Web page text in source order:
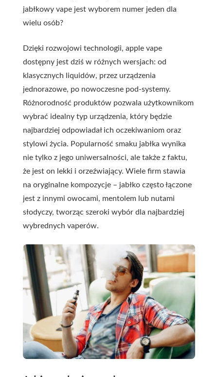
jabłkowy vape jest wyborem numer jeden dla
wielu osób?
Dzięki rozwojowi technologii, apple vape
dostępny jest dziś w różnych wersjach: od
klasycznych liquidów, przez urządzenia
jednorazowe, po nowoczesne pod-systemy.
Różnorodność produktów pozwala użytkownikom
wybrać idealny typ urządzenia, który będzie
najbardziej odpowiadał ich oczekiwaniom oraz
stylowi życia. Popularność smaku jabłka wynika
nie tylko z jego uniwersalności, ale także z faktu,
że jest on lekki i orzeźwiający. Wiele firm stawia
na oryginalne kompozycje – jabłko często łączone
jest z innymi owocami, mentolem lub nutami
słodyczy, tworząc szeroki wybór dla najbardziej
wybrednych vaperów.